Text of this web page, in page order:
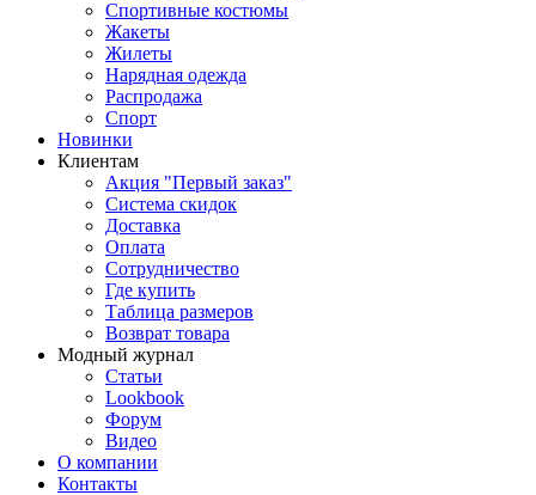
Спортивные костюмы
Жакеты
Жилеты
Нарядная одежда
Распродажа
Спорт
Новинки
Клиентам
Акция "Первый заказ"
Система скидок
Доставка
Оплата
Сотрудничество
Где купить
Таблица размеров
Возврат товара
Модный журнал
Статьи
Lookbook
Форум
Видео
О компании
Контакты